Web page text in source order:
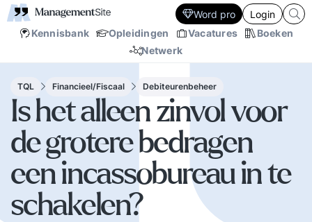
Kennisbank Opleidingen Vacatures
Boeken
Netwerk
Word pro Login
TQL Financieel/Fiscaal Debiteurenbeheer
Is het alleen zinvol voor
de grotere bedragen
een incassobureau in te
schakelen?